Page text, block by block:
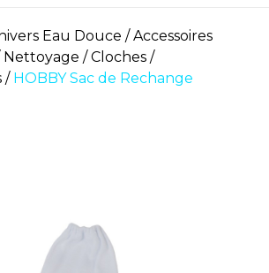
Eau Douce
Accessoires
Nettoyage
Cloches /
HOBBY Sac de Rechange